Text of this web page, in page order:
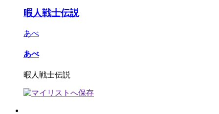
暇人戦士伝説
あべ
あべ
暇人戦士伝説